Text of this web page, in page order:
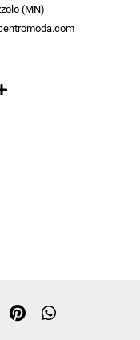
(MN)
a te riservate.